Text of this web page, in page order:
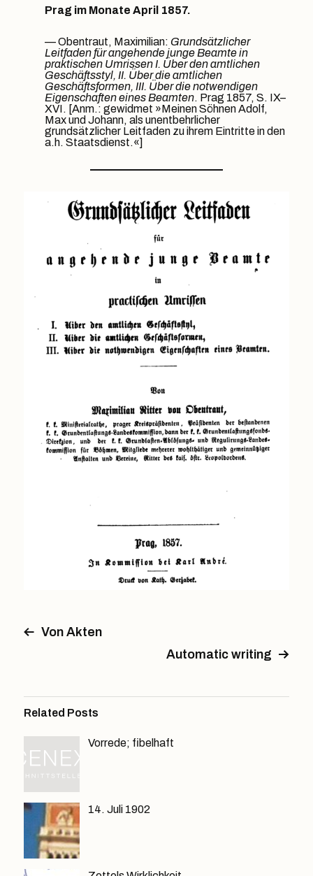
Prag im Monate April 1857.
Obentraut, Maximilian: Grundsätzlicher
Leitfaden für angehende junge Beamte in
praktischen Umrissen I. Über den amtlichen
Geschäftsstyl, II. Über die amtlichen
Geschäftsformen, III. Über die notwendigen
Eigenschaften eines Beamten. Prag 1857, S. IX–
XVI. [Anm.: gewidmet »Meinen Söhnen Adolf,
Max und Johann, als unentbehrlicher
grundsätzlicher Leitfaden zu ihrem Eintritte in den
a.h. Staatsdienst.«]
Von Akten
Automatic writing
Related Posts
Vorrede; fibelhaft
14. Juli 1902